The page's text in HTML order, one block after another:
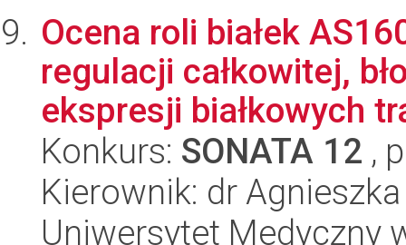
Ocena roli białek
regulacji całkowitej,
ekspresji białkowych
Konkurs: SONATA 12 ,
Kierownik: dr
Uniwersytet Medyczny